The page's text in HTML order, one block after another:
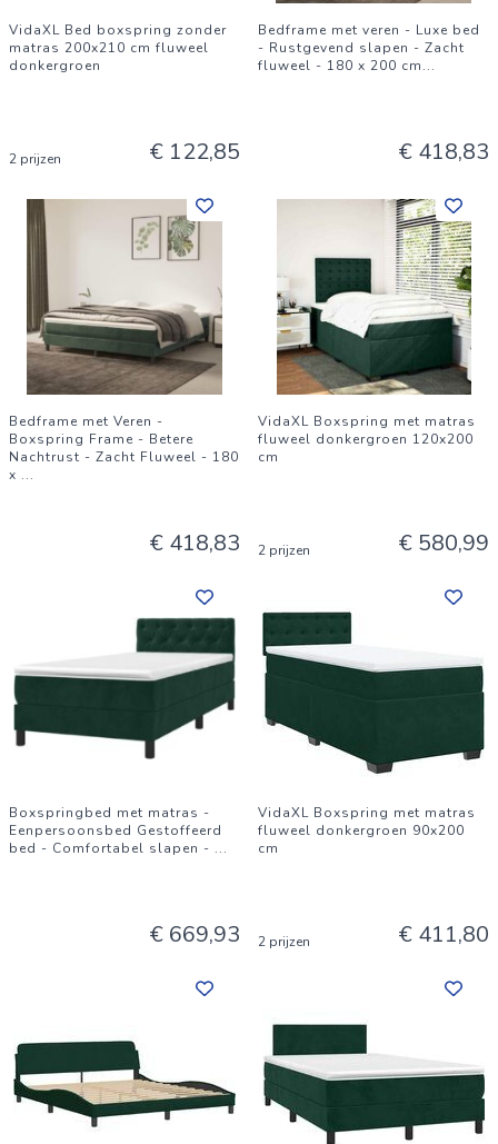
VidaXL Bed boxspring zonder
matras 200x210 cm fluweel
donkergroen
2 prijzen € 122,85
Bedframe met veren - Luxe bed
- Rustgevend slapen - Zacht
fluweel - 180 x 200 cm...
€ 418,83
Bedframe met Veren -
Boxspring Frame - Betere
Nachtrust - Zacht Fluweel - 180
x ...
€ 418,83
VidaXL Boxspring met matras
fluweel donkergroen 120x200
cm
2 prijzen € 580,99
Boxspringbed met matras -
Eenpersoonsbed Gestoffeerd
bed - Comfortabel slapen - ...
€ 669,93
VidaXL Boxspring met matras
fluweel donkergroen 90x200
cm
2 prijzen € 411,80